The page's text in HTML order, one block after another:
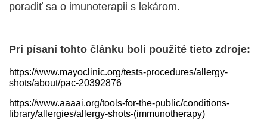
poradiť sa o imunoterapii s lekárom.
Pri písaní tohto článku boli použité tieto zdroje:
https://www.mayoclinic.org/tests-procedures/allergy-
shots/about/pac-20392876
https://www.aaaai.org/tools-for-the-public/conditions-
library/allergies/allergy-shots-(immunotherapy)